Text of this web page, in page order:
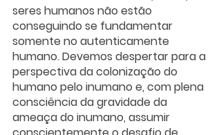
seres humanos não estão
conseguindo se fundamentar
somente no autenticamente
humano. Devemos despertar para a
perspectiva da colonização do
humano pelo inumano e, com plena
consciência da gravidade da
ameaça do inumano, assumir